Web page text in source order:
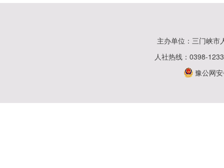
主办单位：三门峡
人社热线：0398-
豫公网